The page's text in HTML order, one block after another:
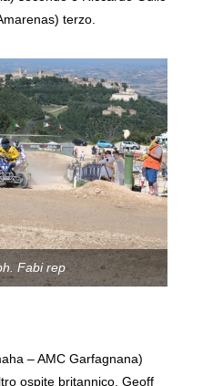
terzo.
Fabi rep
– AMC Garfagnana)
ospite britannico, Geoff